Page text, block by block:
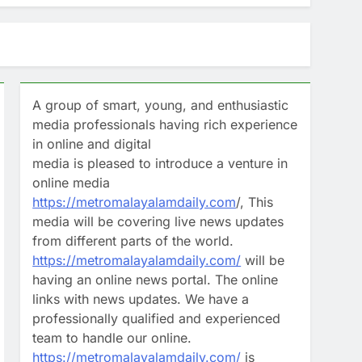
കളക്ടറും കെ രാജന്‍
സന്ദര്‍ശിച്ച ചിത്രങ്ങള്‍
രാഹുൽ ഗാന്ധിയുടെ വസതിക്ക്
പലക, പാചകം ഉൾപ്പെടെ
A group of smart, young, and enthusiastic
media professionals having rich experience
in online and digital
media is pleased to introduce a venture in
online media
https://metromalayalamdaily.com/, This
media will be covering live news updates
from different parts of the world.
https://metromalayalamdaily.com/ will be
having an online news portal. The online
links with news updates. We have a
professionally qualified and experienced
team to handle our online.
https://metromalayalamdaily.com/ is